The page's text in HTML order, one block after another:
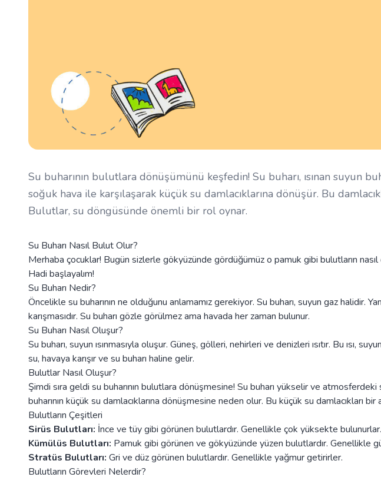
Su buharının bulutlara dönüşümünü keşfedin! Su buharı, ısınan suyun
soğuk hava ile karşılaşarak küçük su damlacıklarına dönüşür. Bu
Bulutlar, su döngüsünde önemli bir rol oynar.
Su Buharı Nasıl Bulut Olur?
Merhaba çocuklar! Bugün sizlerle gökyüzünde gördüğümüz o pamuk gibi bulutların nasıl
Hadi başlayalım!
Su Buharı Nedir?
Öncelikle su buharının ne olduğunu anlamamız gerekiyor. Su buharı, suyun gaz halidir.
karışmasıdır. Su buharı gözle görülmez ama havada her zaman bulunur.
Su Buharı Nasıl Oluşur?
Su buharı, suyun ısınmasıyla oluşur. Güneş, gölleri, nehirleri ve denizleri ısıtır. Bu ısı,
su, havaya karışır ve su buharı haline gelir.
Bulutlar Nasıl Oluşur?
Şimdi sıra geldi su buharının bulutlara dönüşmesine! Su buharı yükselir ve atmosferdeki
buharının küçük su damlacıklarına dönüşmesine neden olur. Bu küçük su damlacıkları
Bulutların Çeşitleri
Sirüs Bulutları: İnce ve tüy gibi görünen bulutlardır. Genellikle çok yüksekte bulunurlar.
Kümülüs Bulutları: Pamuk gibi görünen ve gökyüzünde yüzen bulutlardır. Genellikle
Stratüs Bulutları: Gri ve düz görünen bulutlardır. Genellikle yağmur getirirler.
Bulutların Görevleri Nelerdir?